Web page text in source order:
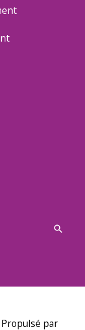
par